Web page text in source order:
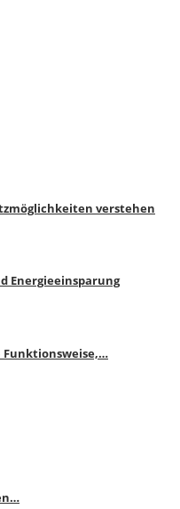
verstehen
Energieeinsparung
Funktionsweise,…